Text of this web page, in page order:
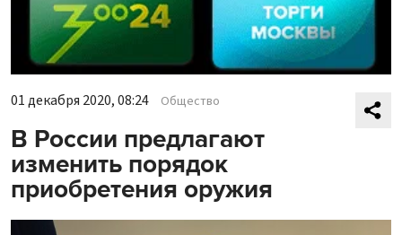
01 декабря 2020, 08:24 Общество
В России предлагают
изменить порядок
приобретения оружия